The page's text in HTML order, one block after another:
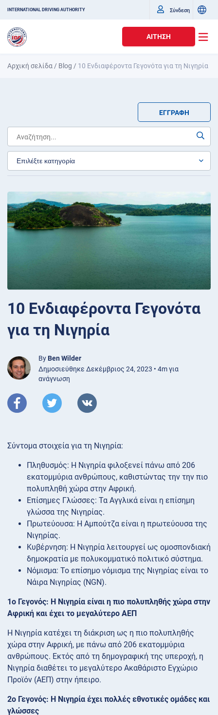
INTERNATIONAL DRIVING AUTHORITY Σύνδεση
ΑΊΤΗΣΗ
Αρχική σελίδα / Blog / 10 Ενδιαφέροντα Γεγονότα για τη Νιγηρία
ΕΓΓΡΑΦΉ
10 Ενδιαφέροντα Γεγονότα
για τη Νιγηρία
By Ben Wilder
Δημοσιεύθηκε Δεκέμβριος 24, 2023 • 4m για
ανάγνωση
Σύντομα στοιχεία για τη Νιγηρία:
Πληθυσμός: Η Νιγηρία φιλοξενεί πάνω από 206
εκατομμύρια ανθρώπους, καθιστώντας την την πιο
πολυπληθή χώρα στην Αφρική.
Επίσημες Γλώσσες: Τα Αγγλικά είναι η επίσημη
γλώσσα της Νιγηρίας.
Πρωτεύουσα: Η Αμπούτζα είναι η πρωτεύουσα της
Νιγηρίας.
Κυβέρνηση: Η Νιγηρία λειτουργεί ως ομοσπονδιακή
δημοκρατία με πολυκομματικό πολιτικό σύστημα.
Νόμισμα: Το επίσημο νόμισμα της Νιγηρίας είναι το
Νάιρα Νιγηρίας (NGN).
1ο Γεγονός: Η Νιγηρία είναι η πιο πολυπληθής χώρα στην
Αφρική και έχει το μεγαλύτερο ΑΕΠ
Η Νιγηρία κατέχει τη διάκριση ως η πιο πολυπληθής
χώρα στην Αφρική, με πάνω από 206 εκατομμύρια
ανθρώπους. Εκτός από τη δημογραφική της υπεροχή, η
Νιγηρία διαθέτει το μεγαλύτερο Ακαθάριστο Εγχώριο
Προϊόν (ΑΕΠ) στην ήπειρο.
2ο Γεγονός: Η Νιγηρία έχει πολλές εθνοτικές ομάδες και
γλώσσες